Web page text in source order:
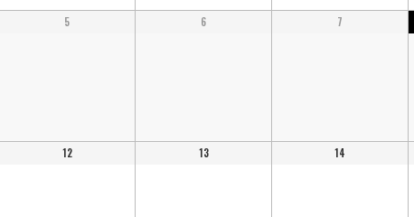
5 6 7
12 13 14